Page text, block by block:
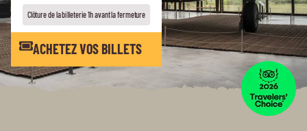
Clôture de la billeterie 1h avant la fermeture
ACHETEZ VOS BILLETS